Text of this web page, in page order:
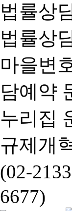
법률상
법률상
마을변
담예약
누리집
규제개
(02-
6677)